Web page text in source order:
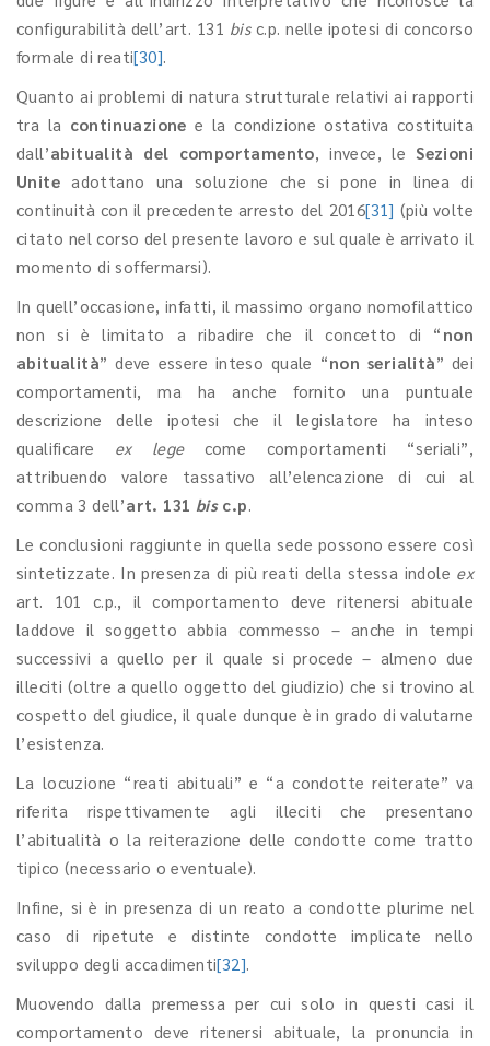
configurabilità dell’art. 131 bisc.p. nelle ipotesi di concorso
formale di reati[30].
Quanto ai problemi di natura strutturale relativi ai rapporti
tra la continuazione e la condizione ostativa costituita
dall’abitualità del comportamento, invece, leSezioni
Unite adottano una soluzione che si pone in linea di
continuità con il precedente arresto del 2016[31] (più volte
citato nel corso del presente lavoro e sul quale è arrivato il
momento di soffermarsi).
In quell’occasione, infatti, il massimo organo nomofilattico
non si è limitato a ribadire che il concetto di “ non
abitualità” deve essere inteso quale “non serialità” dei
comportamenti, ma ha anche fornito una puntuale
descrizione delle ipotesi che il legislatore ha inteso
qualificare ex lege come comportamenti “seriali”,
attribuendo valore tassativo all’elencazione di cui al
comma 3 dell’art. 131 bisc.p.
Le conclusioni raggiunte in quella sede possono essere così
sintetizzate. In presenza di più reati della stessa indole ex
art. 101 c.p., il comportamento deve ritenersi abituale
laddove il soggetto abbia commesso – anche in tempi
successivi a quello per il quale si procede – almeno due
illeciti (oltre a quello oggetto del giudizio) che si trovino al
cospetto del giudice, il quale dunque è in grado di valutarne
l’esistenza.
La locuzione “reati abituali” e “a condotte reiterate” va
riferita rispettivamente agli illeciti che presentano
l’abitualità o la reiterazione delle condotte come tratto
tipico (necessario o eventuale).
Infine, si è in presenza di un reato a condotte plurime nel
caso di ripetute e distinte condotte implicate nello
sviluppo degli accadimenti[32].
Muovendo dalla premessa per cui solo in questi casi il
comportamento deve ritenersi abituale, la pronuncia in